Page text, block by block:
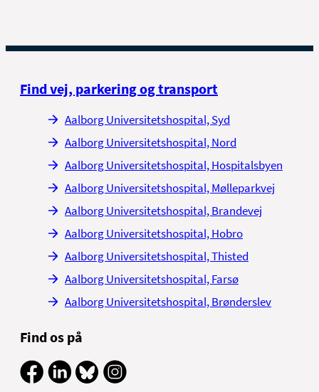
Find vej, parkering og transport
Aalborg Universitetshospital, Syd
Aalborg Universitetshospital, Nord
Aalborg Universitetshospital, Hospitalsbyen
Aalborg Universitetshospital, Mølleparkvej
Aalborg Universitetshospital, Brandevej
Aalborg Universitetshospital, Hobro
Aalborg Universitetshospital, Thisted
Aalborg Universitetshospital, Farsø
Aalborg Universitetshospital, Brønderslev
Find os på